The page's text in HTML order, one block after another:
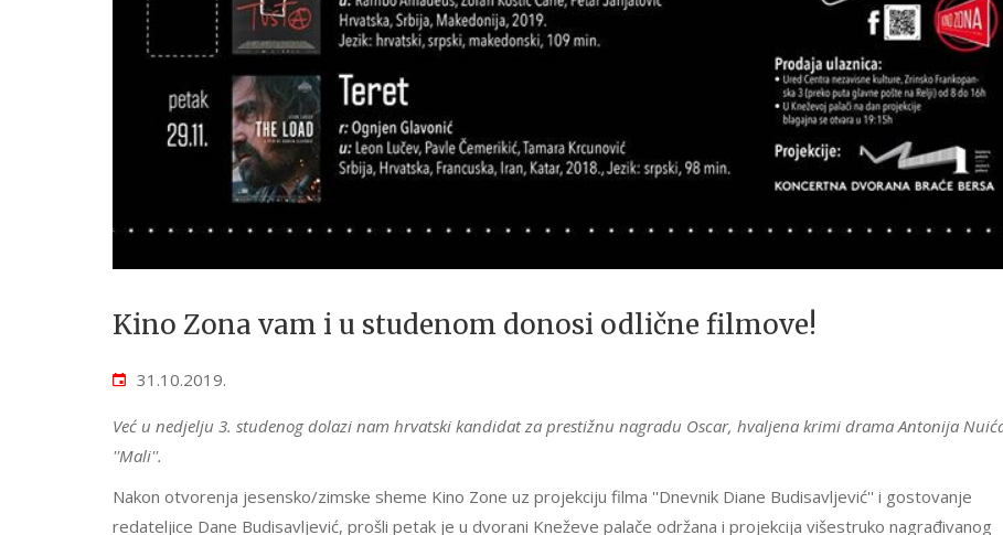
Kino Zona vam i u studenom donosi odlične filmove!
31.10.2019.
Već u nedjelju 3. studenog dolazi nam hrvatski kandidat za prestižnu nagradu Oscar, hvaljena krimi drama Antonija
''Mali''.
Nakon otvorenja jesensko/zimske sheme Kino Zone uz projekciju filma ''Dnevnik Diane Budisavljević'' i gostovanje
redateljice Dane Budisavljević, prošli petak je u dvorani Kneževe palače održana i projekcija višestruko nagrađivanog